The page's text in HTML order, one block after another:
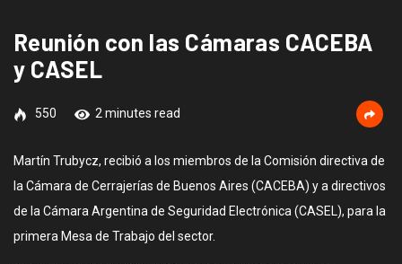
Reunión con las Cámaras CACEBA
y CASEL
550 2 minutes read
Martín Trubycz, recibió a los miembros de la Comisión directiva de
la Cámara de Cerrajerías de Buenos Aires (CACEBA) y a directivos
de la Cámara Argentina de Seguridad Electrónica (CASEL), para la
primera Mesa de Trabajo del sector.